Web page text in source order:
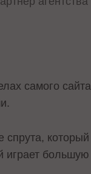
самого сайта
спрута, который
играет большую